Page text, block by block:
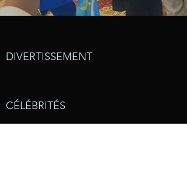
DIVERTISSEMENT
CÉLÉBRITÉS